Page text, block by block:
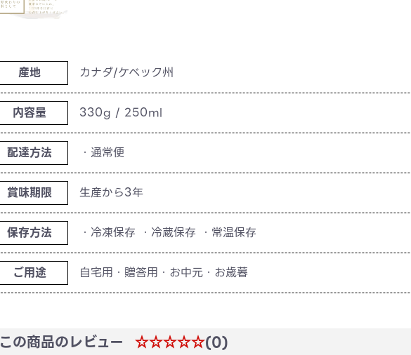
産地 カナダ/ケベック州
内容量 330g / 250ml
配達方法 ・通常便
賞味期限 生産から3年
保存方法 ・冷凍保存 ・冷蔵保存 ・常温保存
ご用途 自宅用・贈答用・お中元・お歳暮
この商品のレビュー ☆☆☆☆☆(0)